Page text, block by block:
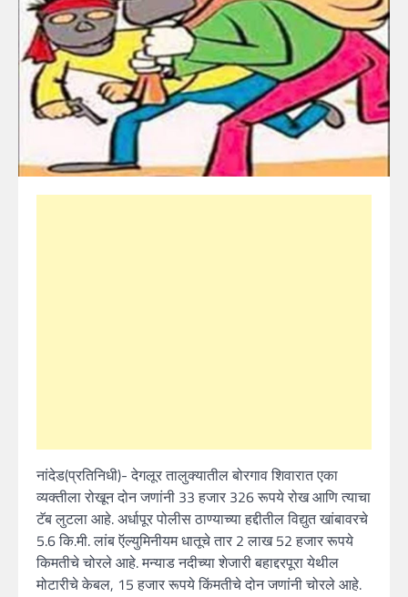
नांदेड(प्रतिनिधी)- देगलूर तालुक्यातील बोरगाव शिवारात एका
व्यक्तीला रोखून दोन जणांनी 33 हजार 326 रूपये रोख आणि त्याचा
टॅब लुटला आहे. अर्धापूर पोलीस ठाण्याच्या हद्दीतील विद्युत खांबावरचे
5.6 कि.मी. लांब ऍल्युमिनीयम धातूचे तार 2 लाख 52 हजार रूपये
किमतीचे चोरले आहे. मन्याड नदीच्या शेजारी बहाद्दरपूरा येथील
मोटारीचे केबल, 15 हजार रूपये किंमतीचे दोन जणांनी चोरले आहे.